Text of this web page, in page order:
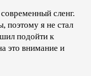
сленг.
поэтому я не стал
подойти к
это внимание и